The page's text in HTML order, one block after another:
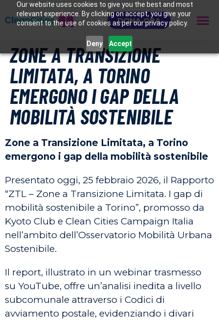
Our website uses cookies to give you the best and most
relevant experience. By clicking on accept, you give your
consent to the use of cookies as per our privacy policy.
Deny Accept
DONA ORA
ZONE A TRANSIZIONE
LIMITATA, A TORINO
EMERGONO I GAP DELLA
MOBILITÀ SOSTENIBILE
Zone a Transizione Limitata, a Torino
emergono i gap della mobilità sostenibile
Presentato oggi, 25 febbraio 2026, il Rapporto
“ZTL – Zone a Transizione Limitata. I gap di
mobilità sostenibile a Torino”, promosso da
Kyoto Club e Clean Cities Campaign Italia
nell’ambito dell’Osservatorio Mobilità Urbana
Sostenibile.
Il report, illustrato in un webinar trasmesso
su YouTube, offre un’analisi inedita a livello
subcomunale attraverso i Codici di
avviamento postale, evidenziando i divari